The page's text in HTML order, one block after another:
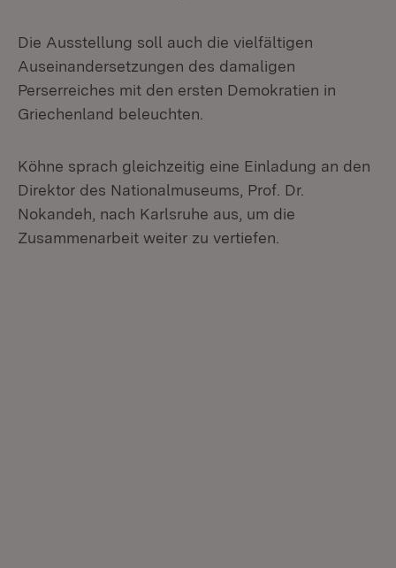
Die Ausstellung soll auch die vielfältigen
Auseinandersetzungen des damaligen
Perserreiches mit den ersten Demokratien in
Griechenland beleuchten.
Köhne sprach gleichzeitig eine Einladung an den
Direktor des Nationalmuseums, Prof. Dr.
Nokandeh, nach Karlsruhe aus, um die
Zusammenarbeit weiter zu vertiefen.